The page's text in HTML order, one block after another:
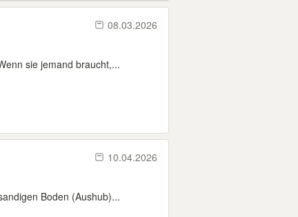
08.03.2026
sie jemand braucht,...
10.04.2026
Boden (Aushub)...